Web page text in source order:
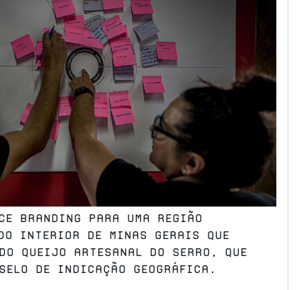
branding para uma região
interior de Minas Gerais que
do queijo artesanal do Serro, que
selo de indicação geográfica.